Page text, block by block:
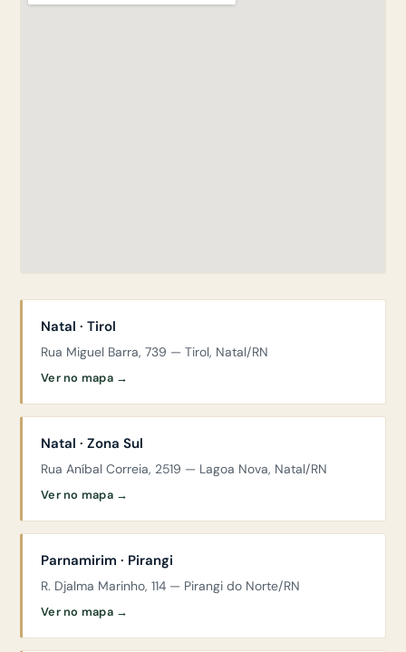
Natal · Tirol
Rua Miguel Barra, 739 — Tirol, Natal/RN
Ver no mapa →
Natal · Zona Sul
Rua Aníbal Correia, 2519 — Lagoa Nova, Natal/RN
Ver no mapa →
Parnamirim · Pirangi
R. Djalma Marinho, 114 — Pirangi do Norte/RN
Ver no mapa →